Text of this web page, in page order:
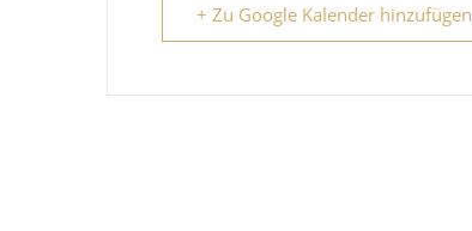
+ Zu Google Kalender hinzufügen